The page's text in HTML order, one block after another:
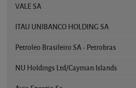
VALE SA
ITAU UNIBANCO HOLDING SA
Petroleo Brasileiro SA - Petrobras
NU Holdings Ltd/Cayman Islands